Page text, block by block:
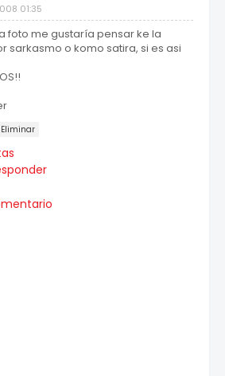
01:35
foto me gustaría pensar ke la
sarkasmo o komo satira, si es asi
Eliminar